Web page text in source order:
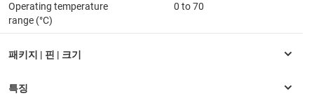
Operating temperature
range (°C)
0 to 70